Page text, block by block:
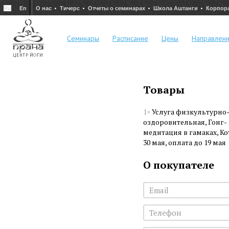
Ru En О нас Тичерс Отчеты о семинарах Школа Аштанги
Семинары Расписание Цены
Товары
1× Услуга физкультурно-
оздоровительная, Гонг-
медитация в гамаках,
30 мая, оплата до 19 мая
О покупателе